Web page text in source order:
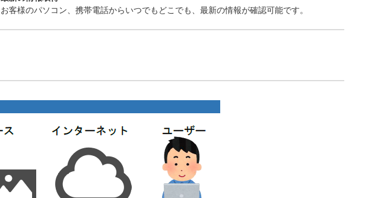
お客様のパソコン、携帯電話からいつでもどこでも、最新の情報が確認可能です。